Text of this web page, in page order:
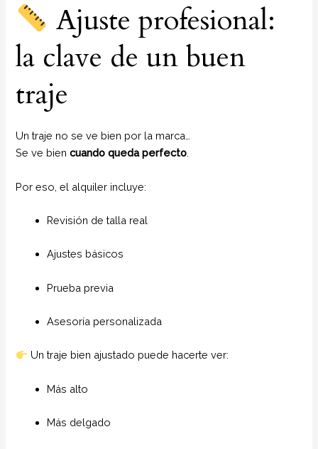
Ajuste profesional:
la clave de un buen
traje
Un traje no se ve bien por la marca…
Se ve biencuando queda perfecto
Por eso, el alquiler incluye:
Revisión de talla real
Ajustes básicos
Prueba previa
Asesoría personalizada
Un traje bien ajustado puede hacerte ver:
Más alto
Más delgado